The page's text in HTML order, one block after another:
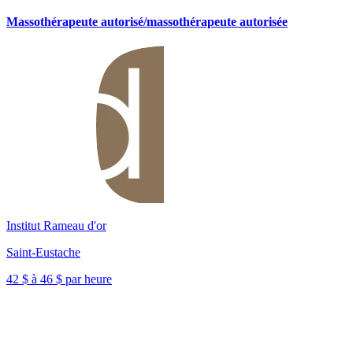
Massothérapeute autorisé/massothérapeute autorisée
Institut Rameau d'or
Saint-Eustache
42 $ à 46 $ par heure